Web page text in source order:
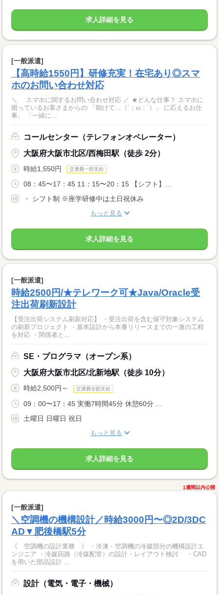
求人詳細を見る
[一般派遣]
【高時給1550円】研修充実！在宅あり◎スマ
ホのお問い合わせ対応
＼ スマホに関するお問い合わせ対応 ／ ★どんな仕事？ スマホに
困っているお客さまからの 「助けて…（´；ω；`）」 に応えるお仕
事。 「一緒に...
コールセンター（テレフォンオペレーター）
大阪府大阪市北区/西梅田駅（徒歩 2分）
時給1,550円 交通費一部支給
08：45〜17：45 11：15〜20：15 【シフト】...
・ シフト制 ※座学研修中は土日祝休み
もっと見る
求人詳細を見る
[一般派遣]
時給2500円/★テレワーク可★Java/Oracle受
注出荷刷新設計
【受注出荷システム刷新対応】 ・受注出荷を含む保守対象システム
の刷新プロジェクト ・基本設計から本番リリースまでの一連の工程
を対応 ・関係者と...
SE・プログラマ（オープン系）
大阪府大阪市北区/北新地駅（徒歩 10分）
時給2,500円～ 交通費全額支給
09：00〜17：45 実働7時間45分 休憩60分 ...
土曜日 日曜日 祝日
もっと見る
求人詳細を見る
1週間以内公開
[一般派遣]
＼空調機の機構設計／時給3000円〜◎2D/3DC
AD▼肥後橋駅5分
《 空調機の設計業務 》 ・冷凍・空調機の冷媒部分の機構設計エ
ンジニア ・冷媒回路（冷媒配管）の設計・レイアウト検討 ・CAD
を用いた部品設計 ...
設計（電気・電子・機械）